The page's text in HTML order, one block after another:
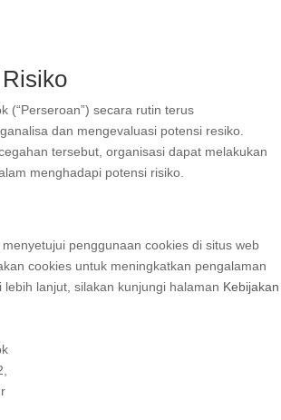
(“Perseroan”) secara rutin terus
dan mengevaluasi potensi resiko.
tersebut, organisasi dapat melakukan
menghadapi potensi risiko.
penggunaan cookies di situs web
cookies untuk meningkatkan pengalaman
lanjut, silakan kunjungi halaman Kebijakan